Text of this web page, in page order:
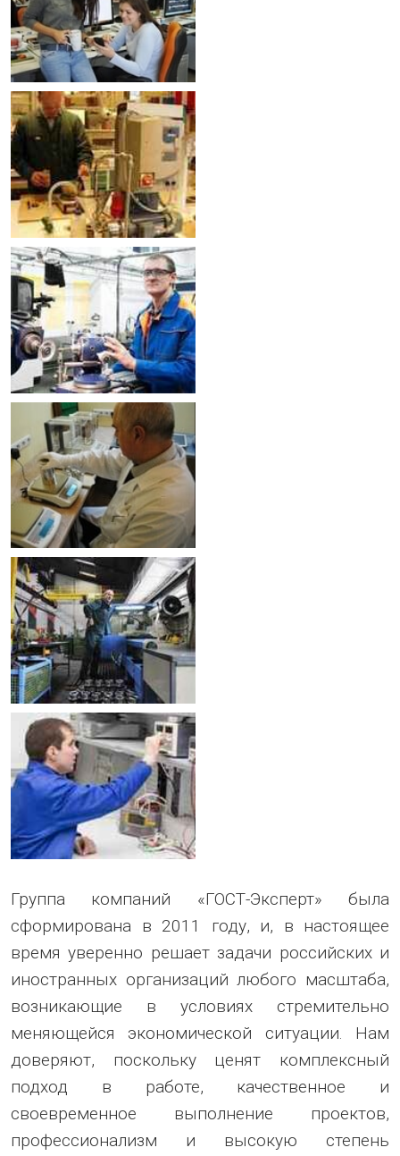
Группа компаний «ГОСТ-Эксперт» была
сформирована в 2011 году, и, в настоящее
время уверенно решает задачи российских и
иностранных организаций любого масштаба,
возникающие в условиях стремительно
меняющейся экономической ситуации. Нам
доверяют, поскольку ценят комплексный
подход в работе, качественное и
своевременное выполнение проектов,
профессионализм и высокую степень